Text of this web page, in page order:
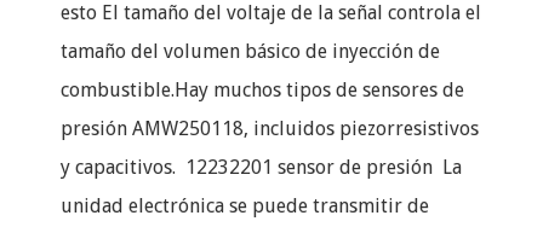
esto El tamaño del voltaje de la señal controla el
tamaño del volumen básico de inyección de
combustible.Hay muchos tipos de sensores de
presión AMW250118, incluidos piezorresistivos
y capacitivos. 12232201 sensor de presión La
unidad electrónica se puede transmitir de